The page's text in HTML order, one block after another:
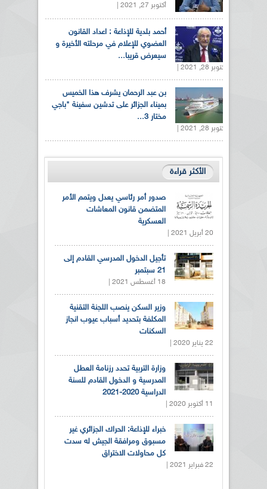
أكتوبر 27, 2021 |
أحمد بلدية للإذاعة : اعداد القانون
العضوي للإعلام في مرحلته الأخيرة و
سيعرض قريبا...
أكتوبر 28, 2021 |
بن عبد الرحمان يشرف هذا الخميس
بميناء الجزائر على تدشين سفينة "باجي
مختار 3...
أكتوبر 28, 2021 |
الأكثر قراءة
صدور أمر رئاسي يعدل ويتمم الأمر
المتضمن قانون المعاشات
العسكرية
20 أبريل 2021 |
تأجيل الدخول المدرسي القادم إلى
21 سبتمبر
18 أغسطس 2021 |
وزير السكن ينصب اللجنة التقنية
المكلفة بتحديد أسباب عيوب انجاز
السكنات
22 يناير 2020 |
وزارة التربية تحدد رزنامة العطل
المدرسية و الدخول القادم للسنة
الدراسية 2020-2021
11 أكتوبر 2020 |
خبراء للإذاعة: الحراك الجزائري غير
مسبوق ومرافقة الجيش له سدت
كل محاولات الاختراق
22 فبراير 2021 |